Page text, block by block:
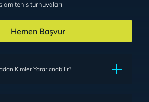
tenis turnuvaları
Hemen Başvur
Kimler Yararlanabilir?